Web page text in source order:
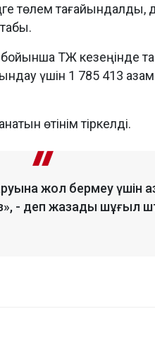
төлем тағайындалды,
бойынша ТЖ
үшін 1 785 413
өтінім тіркелді.
жол бермеу үшін
- деп жазады шұғыл